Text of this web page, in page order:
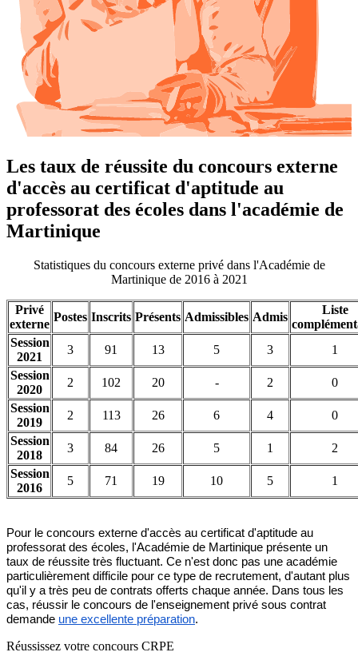
Les taux de réussite du concours externe
d'accès au certificat d'aptitude au
professorat des écoles dans l'académie de
Martinique
Statistiques du concours externe privé dans l'Académie de
Martinique de 2016 à 2021
Privé
externe
Postes Inscrits Présents Admissibles Admis
Liste
Session
2021
3 91 13 5 3
1
Session
2020
2 102 20 - 2
0
Session
2019
2 113 26 6 4
0
Session
2018
3 84 26 5 1
2
Session
2016
5 71 19 10 5 1
Pour le concours externe d'accès au certificat d'aptitude au
professorat des écoles, l'Académie de Martinique présente un
taux de réussite très fluctuant. Ce n'est donc pas une académie
particulièrement difficile pour ce type de recrutement, d'autant plus
qu'il y a très peu de contrats offerts chaque année. Dans tous les
cas, réussir le concours de l'enseignement privé sous contrat
demande une excellente préparation.
Réussissez votre concours CRPE